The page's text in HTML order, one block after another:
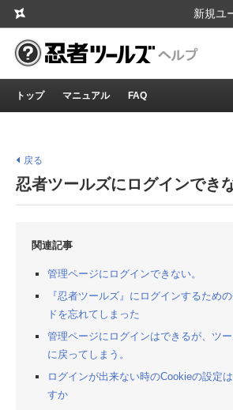
新規ユ
トップ マニュアル FAQ
戻る
忍者ツールズにログインでき
関連記事
管理ページにログインできない。
『忍者ツールズ』にログインするため
ドを忘れてしまった
管理ページにログインはできるが、ツ
に戻ってしまう。
ログインが出来ない時のCookieの設定
すか